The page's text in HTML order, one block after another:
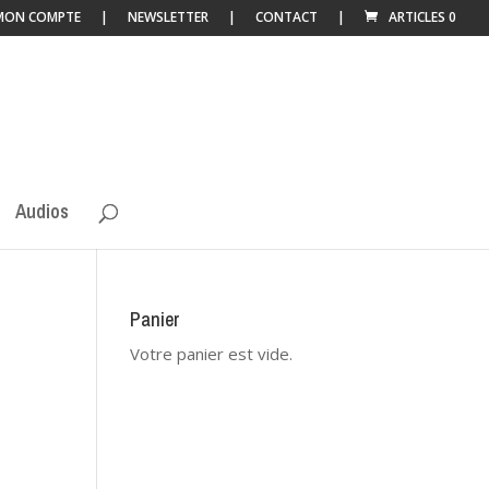
COMPTE NEWSLETTER CONTACT ARTICLES 0
Audios
Panier
Votre panier est vide.